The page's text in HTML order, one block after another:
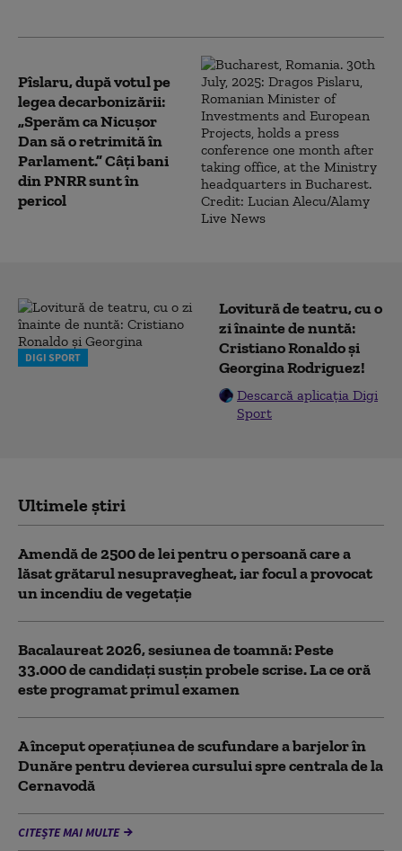
Pîslaru, după votul pe
legea decarbonizării:
„Sperăm ca Nicușor
Dan să o retrimită în
Parlament.” Câți bani
din PNRR sunt în
pericol
DIGI SPORT
Lovitură de teatru, cu o
zi înainte de nuntă:
Cristiano Ronaldo și
Georgina Rodriguez!
Descarcă aplicația Digi
Sport
Ultimele știri
Amendă de 2500 de lei pentru o persoană care a
lăsat grătarul nesupravegheat, iar focul a provocat
un incendiu de vegetaţie
Bacalaureat 2026, sesiunea de toamnă: Peste
33.000 de candidați susțin probele scrise. La ce oră
este programat primul examen
A început operațiunea de scufundare a barjelor în
Dunăre pentru devierea cursului spre centrala de la
Cernavodă
CITEȘTE MAI MULTE